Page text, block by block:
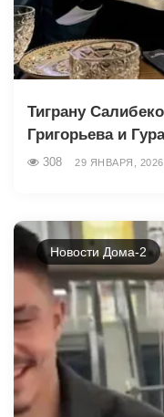
Тиграну
Григорьева и
308 29 ЯНВАРЯ, 2026
Новости Дома-2